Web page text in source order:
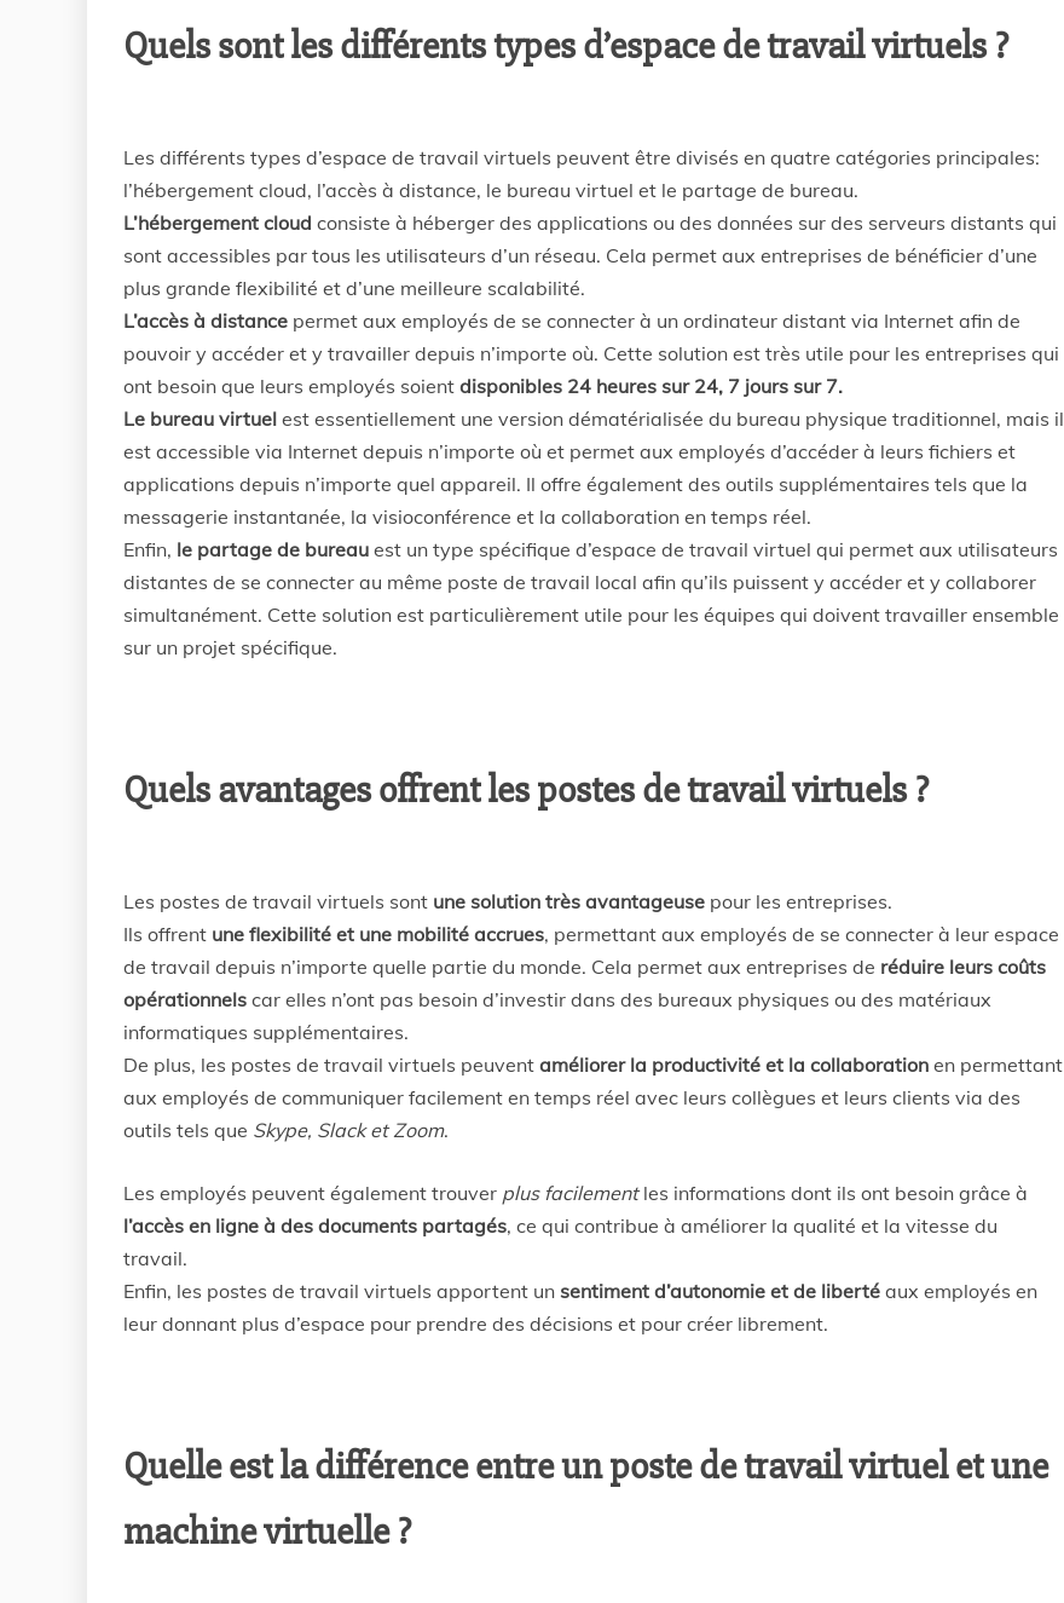
Quels sont les différents types d’espace de travail virtuels ?
Les différents types d’espace de travail virtuels peuvent être divisés en quatre catégories principales:
l’hébergement cloud, l’accès à distance, le bureau virtuel et le partage de bureau.
L’hébergement cloud consiste à héberger des applications ou des données sur des serveurs distants qui
sont accessibles par tous les utilisateurs d’un réseau. Cela permet aux entreprises de bénéficier d’une
plus grande flexibilité et d’une meilleure scalabilité.
L’accès à distance permet aux employés de se connecter à un ordinateur distant via Internet afin de
pouvoir y accéder et y travailler depuis n’importe où. Cette solution est très utile pour les entreprises qui
ont besoin que leurs employés soient disponibles 24 heures sur 24, 7 jours sur 7.
Le bureau virtuel est essentiellement une version dématérialisée du bureau physique traditionnel, mais il
est accessible via Internet depuis n’importe où et permet aux employés d’accéder à leurs fichiers et
applications depuis n’importe quel appareil. Il offre également des outils supplémentaires tels que la
messagerie instantanée, la visioconférence et la collaboration en temps réel.
Enfin, le partage de bureau est un type spécifique d’espace de travail virtuel qui permet aux utilisateurs
distantes de se connecter au même poste de travail local afin qu’ils puissent y accéder et y collaborer
simultanément. Cette solution est particulièrement utile pour les équipes qui doivent travailler ensemble
sur un projet spécifique.
Quels avantages offrent les postes de travail virtuels ?
Les postes de travail virtuels sont une solution très avantageuse pour les entreprises.
Ils offrent une flexibilité et une mobilité accrues, permettant aux employés de se connecter à leur espace
de travail depuis n’importe quelle partie du monde. Cela permet aux entreprises de réduire leurs coûts
opérationnels car elles n’ont pas besoin d’investir dans des bureaux physiques ou des matériaux
informatiques supplémentaires.
De plus, les postes de travail virtuels peuvent améliorer la productivité et la collaboration en permettant
aux employés de communiquer facilement en temps réel avec leurs collègues et leurs clients via des
outils tels que Skype, Slack et Zoom.
Les employés peuvent également trouver plus facilementles informations dont ils ont besoin grâce à
l’accès en ligne à des documents partagés, ce qui contribue à améliorer la qualité et la vitesse du
travail.
Enfin, les postes de travail virtuels apportent un sentiment d’autonomie et de liberté aux employés en
leur donnant plus d’espace pour prendre des décisions et pour créer librement.
Quelle est la différence entre un poste de travail virtuel et une
machine virtuelle ?